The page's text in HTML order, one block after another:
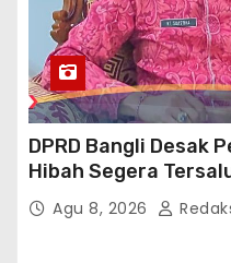
DPRD Bangli Desak
Hibah Segera
Agu 8, 2026